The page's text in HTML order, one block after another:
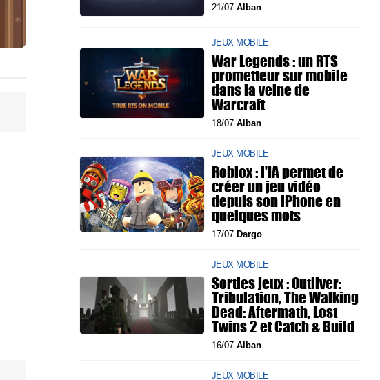
21/07 Alban
JEUX MOBILE
War Legends : un RTS
prometteur sur mobile
dans la veine de
Warcraft
18/07 Alban
JEUX MOBILE
Roblox : l'IA permet de
créer un jeu vidéo
depuis son iPhone en
quelques mots
17/07 Dargo
JEUX MOBILE
Sorties jeux : Outliver:
Tribulation, The Walking
Dead: Aftermath, Lost
Twins 2 et Catch & Build
16/07 Alban
JEUX MOBILE